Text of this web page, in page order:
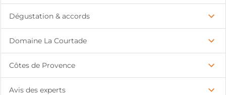
Dégustation & accords
Domaine La Courtade
Côtes de Provence
Avis des experts